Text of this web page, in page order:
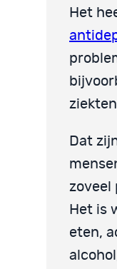
Het
Dat
zoveel
Het is
eten,